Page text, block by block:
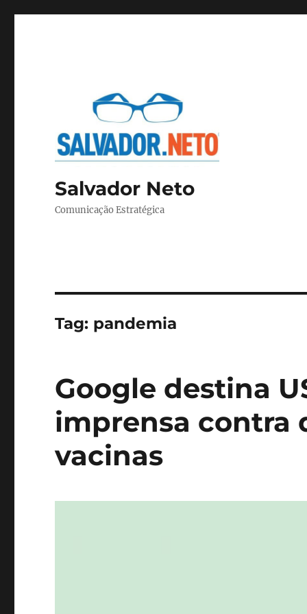
Salvador Neto
Comunicação Estratégica
Tag: pandemia
Google destina
imprensa contra
vacinas